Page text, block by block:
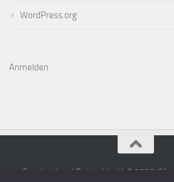
WordPress.org
Anmelden
Sportverband Detmold e.V. © 2026. Alle